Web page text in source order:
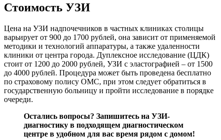
Стоимость УЗИ
Цена на УЗИ надпочечников в частных клиниках столицы
варьирует от 900 до 1700 рублей, она зависит от применяемой
методики и технологий аппаратуры, а также удаленности
клиники от центра города. Дуплексное исследование (ЦДК)
стоит от 1200 до 2000 рублей, УЗИ с эластографией – от 1500
до 4000 рублей. Процедура может быть проведена бесплатно
по страховому полису ОМС, при этом следует обратиться в
государственную больницу и пройти исследование в порядке
очереди.
Остались вопросы? Запишитесь на УЗИ-
диагностику в подходящем диагностическом
центре в удобном для вас время рядом с домом!